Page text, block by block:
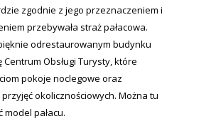
zgodnie z jego przeznaczeniem i
przebywała straż pałacowa.
odrestaurowanym budynku
Centrum Obsługi Turysty, które
pokoje noclegowe oraz
okolicznościowych. Można tu
model pałacu.